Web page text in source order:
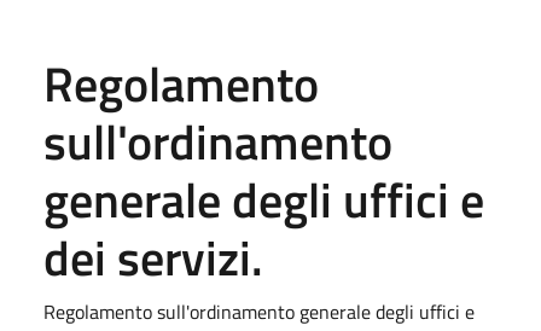
Regolamento
sull'ordinamento
generale degli uffici e
dei servizi.
Regolamento sull'ordinamento generale degli uffici e